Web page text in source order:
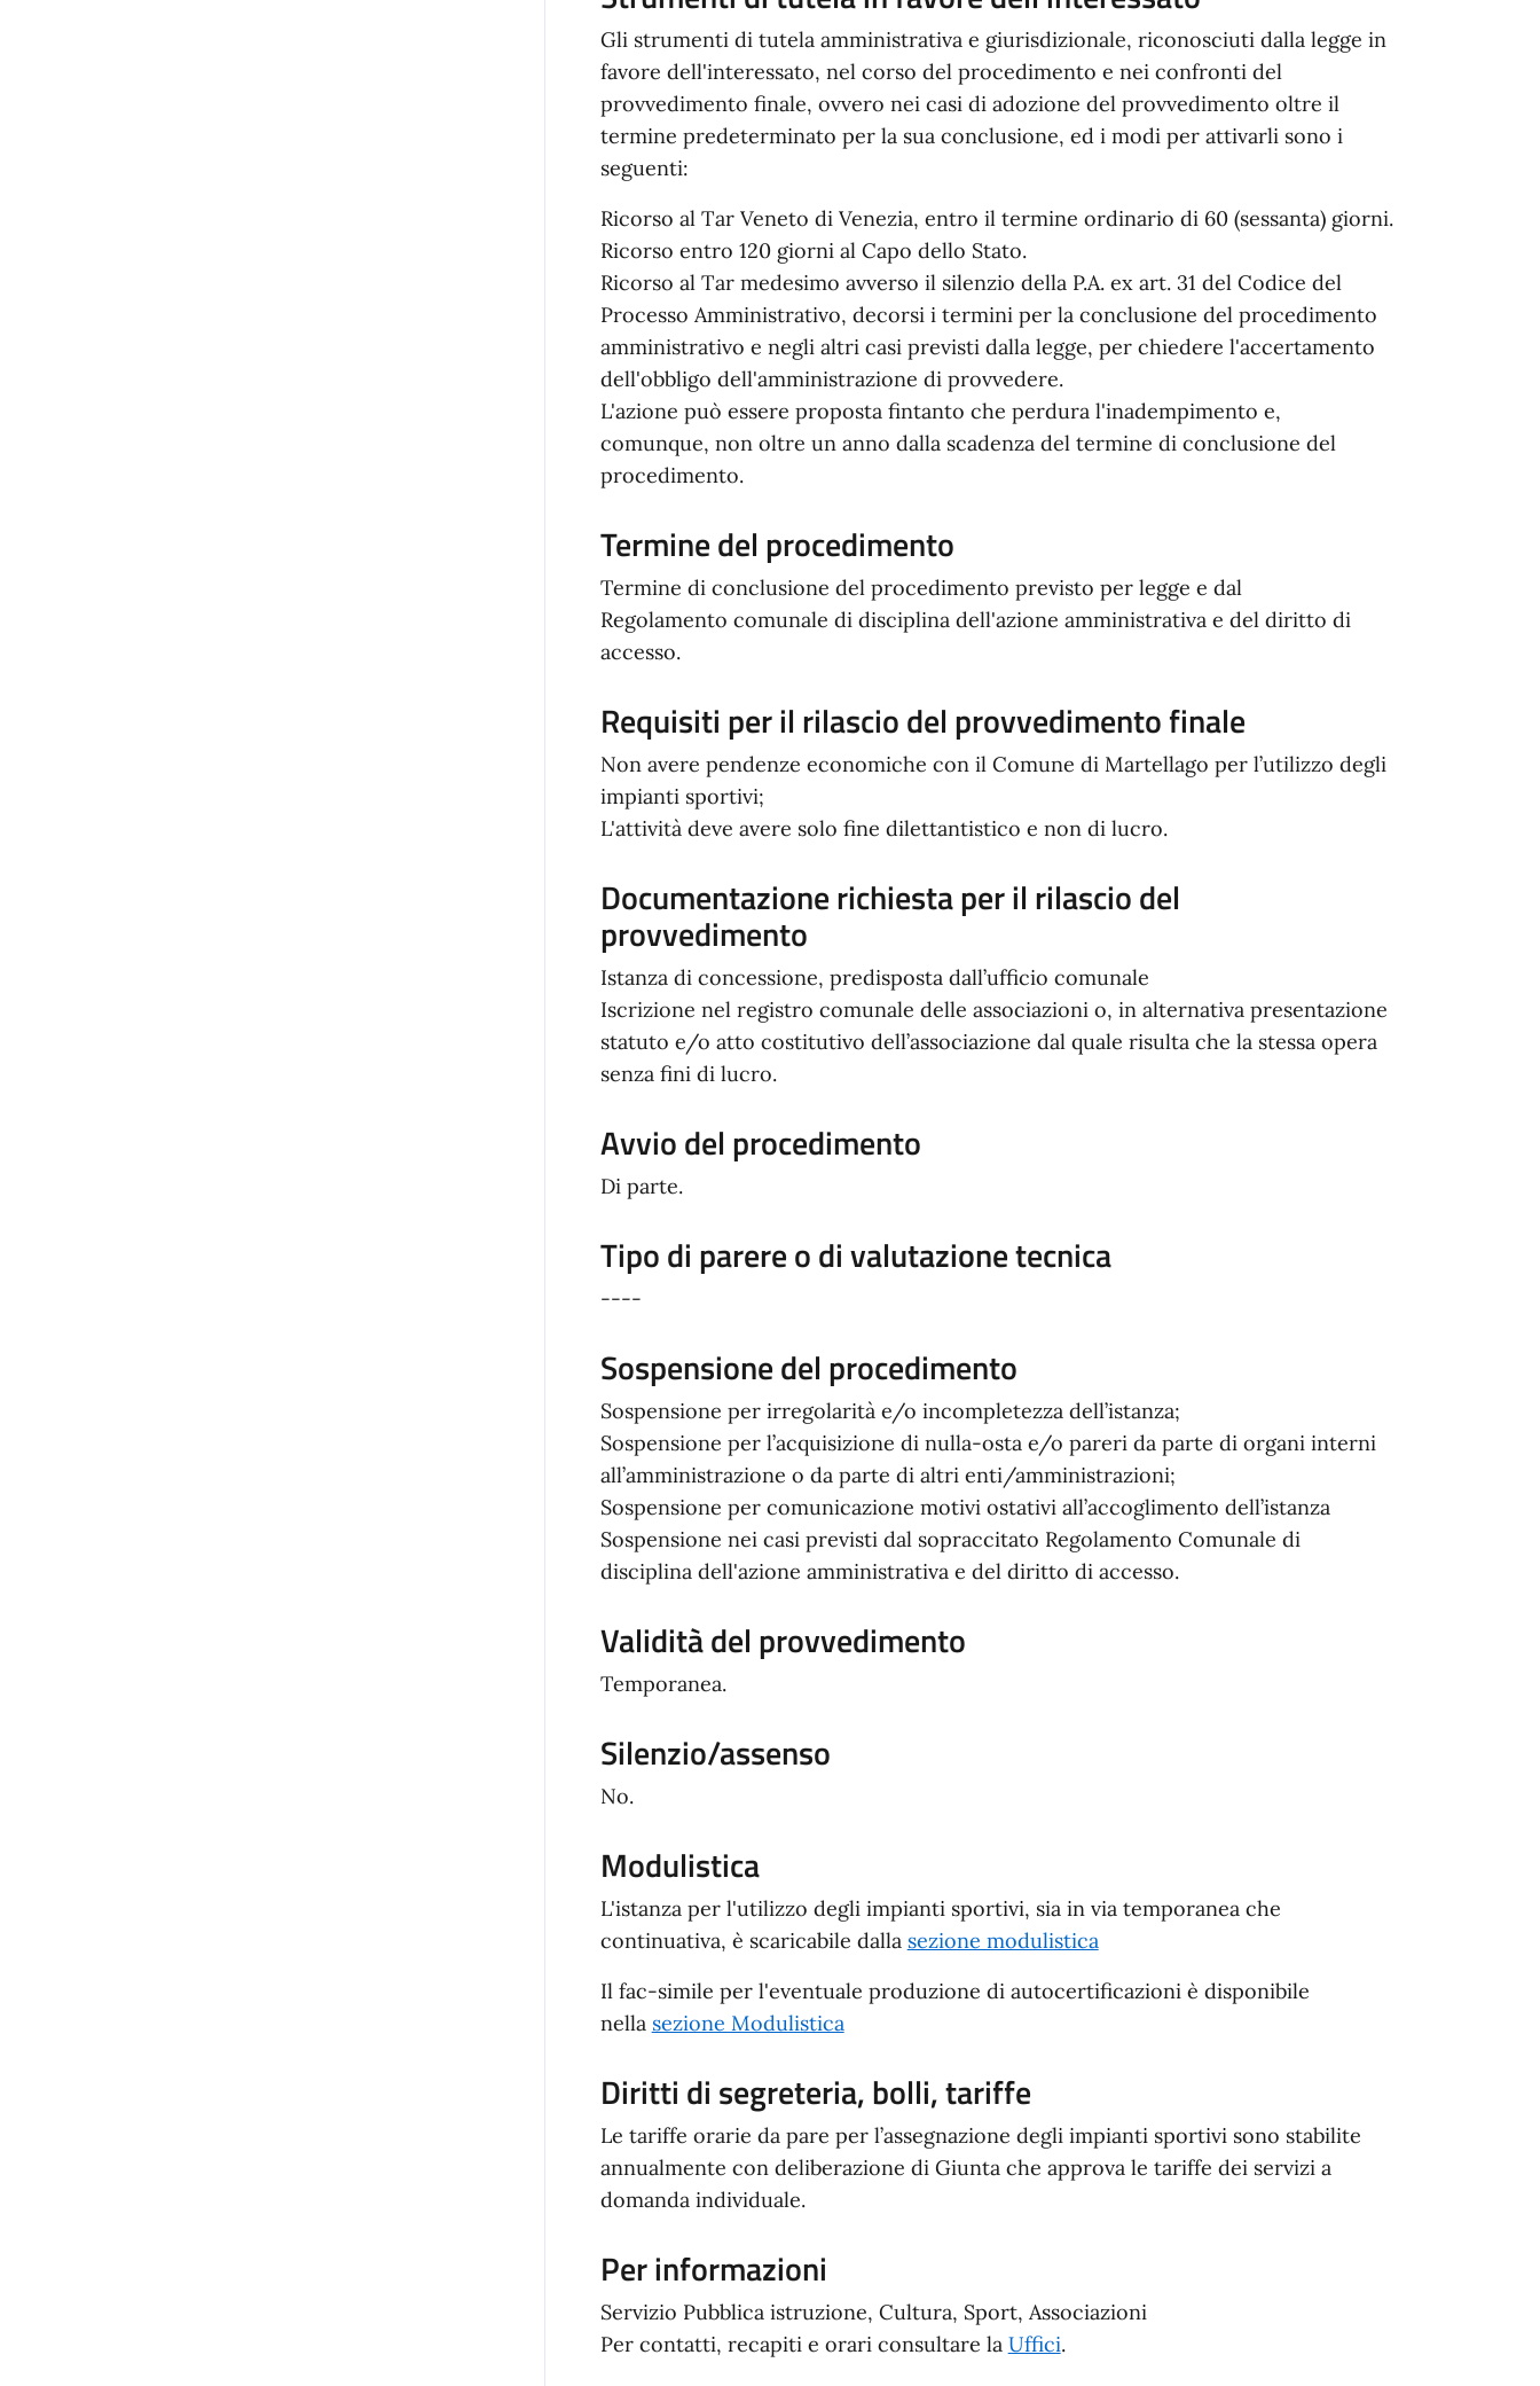
Gli strumenti di tutela amministrativa e giurisdizionale, riconosciuti dalla legge in
favore dell'interessato, nel corso del procedimento e nei confronti del
provvedimento finale, ovvero nei casi di adozione del provvedimento oltre il
termine predeterminato per la sua conclusione, ed i modi per attivarli sono i
seguenti:
Ricorso al Tar Veneto di Venezia, entro il termine ordinario di 60 (sessanta) giorni.
Ricorso entro 120 giorni al Capo dello Stato.
Ricorso al Tar medesimo avverso il silenzio della P.A. ex art. 31 del Codice del
Processo Amministrativo, decorsi i termini per la conclusione del procedimento
amministrativo e negli altri casi previsti dalla legge, per chiedere l'accertamento
dell'obbligo dell'amministrazione di provvedere.
L'azione può essere proposta fintanto che perdura l'inadempimento e,
comunque, non oltre un anno dalla scadenza del termine di conclusione del
procedimento.
Termine del procedimento
Termine di conclusione del procedimento previsto per legge e dal
Regolamento comunale di disciplina dell'azione amministrativa e del diritto di
accesso.
Requisiti per il rilascio del provvedimento finale
Non avere pendenze economiche con il Comune di Martellago per l’utilizzo degli
impianti sportivi;
L'attività deve avere solo fine dilettantistico e non di lucro.
Documentazione richiesta per il rilascio del
provvedimento
Istanza di concessione, predisposta dall’ufficio comunale
Iscrizione nel registro comunale delle associazioni o, in alternativa presentazione
statuto e/o atto costitutivo dell’associazione dal quale risulta che la stessa opera
senza fini di lucro.
Avvio del procedimento
Di parte.
Tipo di parere o di valutazione tecnica
----
Sospensione del procedimento
Sospensione per irregolarità e/o incompletezza dell’istanza;
Sospensione per l’acquisizione di nulla-osta e/o pareri da parte di organi interni
all’amministrazione o da parte di altri enti/amministrazioni;
Sospensione per comunicazione motivi ostativi all’accoglimento dell’istanza
Sospensione nei casi previsti dal sopraccitato Regolamento Comunale di
disciplina dell'azione amministrativa e del diritto di accesso.
Validità del provvedimento
Temporanea.
Silenzio/assenso
No.
Modulistica
L'istanza per l'utilizzo degli impianti sportivi, sia in via temporanea che
continuativa, è scaricabile dalla sezione modulistica
Il fac-simile per l'eventuale produzione di autocertificazioni è disponibile
nella sezione Modulistica
Diritti di segreteria, bolli, tariffe
Le tariffe orarie da pare per l’assegnazione degli impianti sportivi sono stabilite
annualmente con deliberazione di Giunta che approva le tariffe dei servizi a
domanda individuale.
Per informazioni
Servizio Pubblica istruzione, Cultura, Sport, Associazioni
Per contatti, recapiti e orari consultare la Uffici.